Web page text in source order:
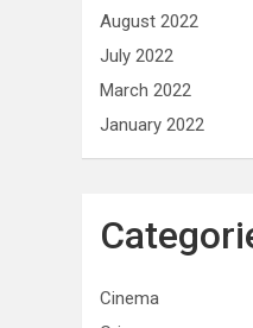
August 2022
July 2022
March 2022
January 2022
Cinema